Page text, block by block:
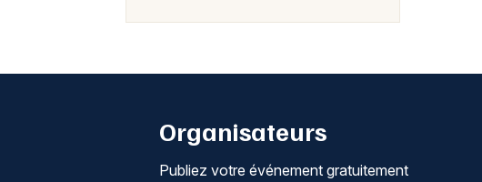
Organisateurs
Publiez votre événement gratuitement